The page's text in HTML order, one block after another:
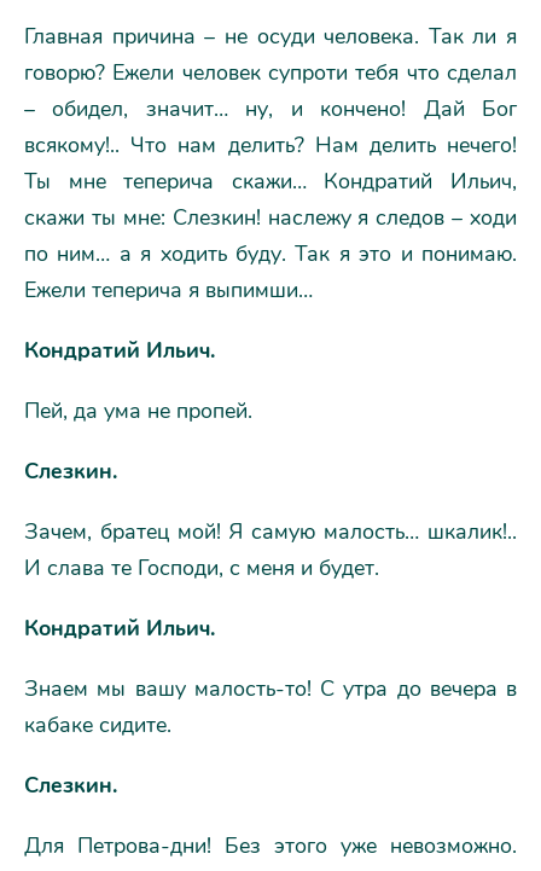
Главная причина – не осуди человека. Так ли я
говорю? Ежели человек супроти тебя что сделал
– обидел, значит… ну, и кончено! Дай Бог
всякому!.. Что нам делить? Нам делить нечего!
Ты мне теперича скажи… Кондратий Ильич,
скажи ты мне: Слезкин! наслежу я следов – ходи
по ним… а я ходить буду. Так я это и понимаю.
Ежели теперича я выпимши…
Кондратий Ильич.
Пей, да ума не пропей.
Слезкин.
Зачем, братец мой! Я самую малость… шкалик!..
И слава те Господи, с меня и будет.
Кондратий Ильич.
Знаем мы вашу малость-то! С утра до вечера в
кабаке сидите.
Слезкин.
Для Петрова-дни! Без этого уже невозможно.